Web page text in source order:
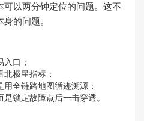
以两分钟定位的问题。这不
的问题。
口；
极星指标；
全链路地图循迹溯源；
锁定故障点后一击穿透。